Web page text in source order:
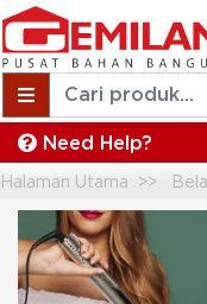
Need Help?
Halaman Utama